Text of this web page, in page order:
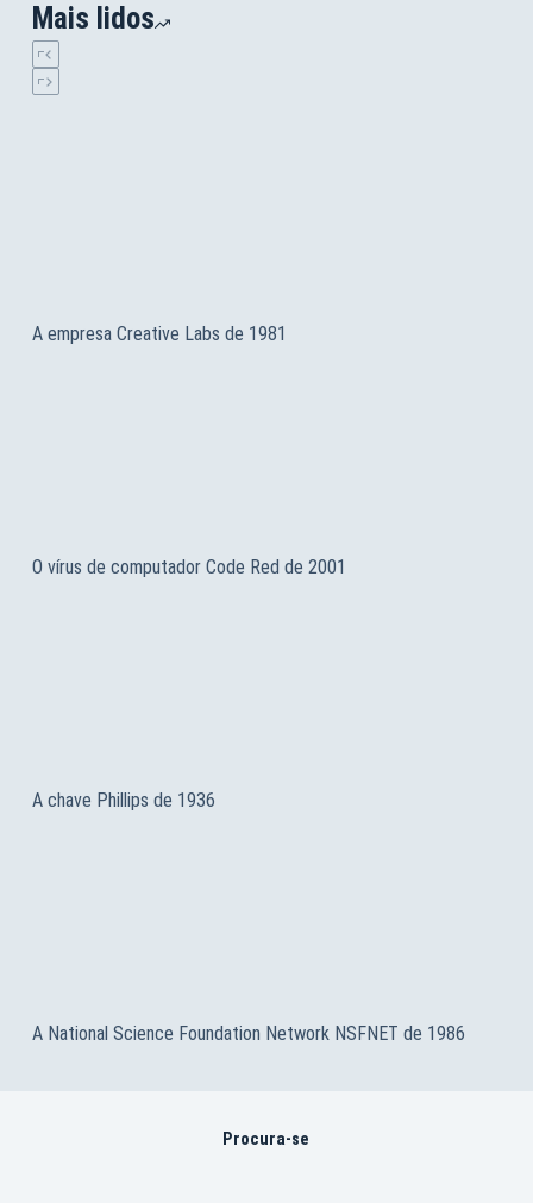
Mais lidos
A empresa Creative Labs de 1981
O vírus de computador Code Red de 2001
A chave Phillips de 1936
A National Science Foundation Network NSFNET de 1986
Procura-se